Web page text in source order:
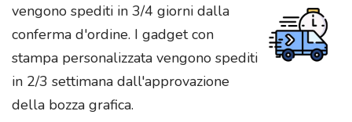
vengono spediti in 3/4 giorni dalla
conferma d'ordine. I gadget con
stampa personalizzata vengono spediti
in 2/3 settimana dall'approvazione
della bozza grafica.